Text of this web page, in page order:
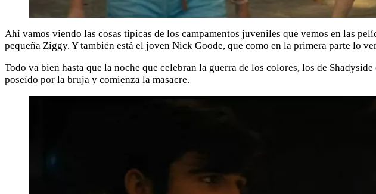
Ahí vamos viendo las cosas típicas de los campamentos juveniles que vemos en las
pequeña Ziggy. Y también está el joven Nick Goode, que como en la primera parte lo
Todo va bien hasta que la noche que celebran la guerra de los colores, los de
poseído por la bruja y comienza la masacre.